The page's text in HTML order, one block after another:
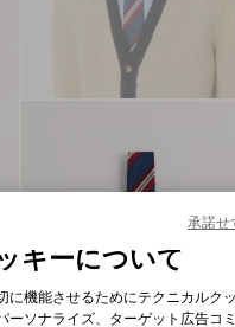
キーについて
機能させるためにテクニカルク
ソナライズ、ターゲット広告コ
承諾せ